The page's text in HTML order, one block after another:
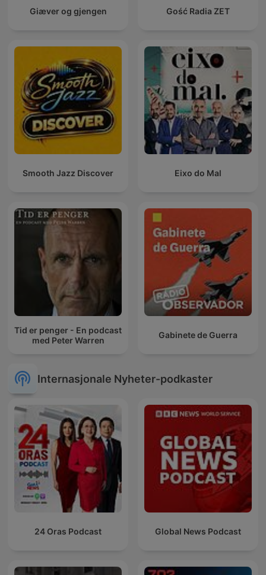
Giæver og gjengen Gość Radia ZET
Smooth Jazz Discover Eixo do Mal
Tid er penger - En podcast
med Peter Warren
Gabinete de Guerra
Internasjonale Nyheter-podkaster
24 Oras Podcast Global News Podcast